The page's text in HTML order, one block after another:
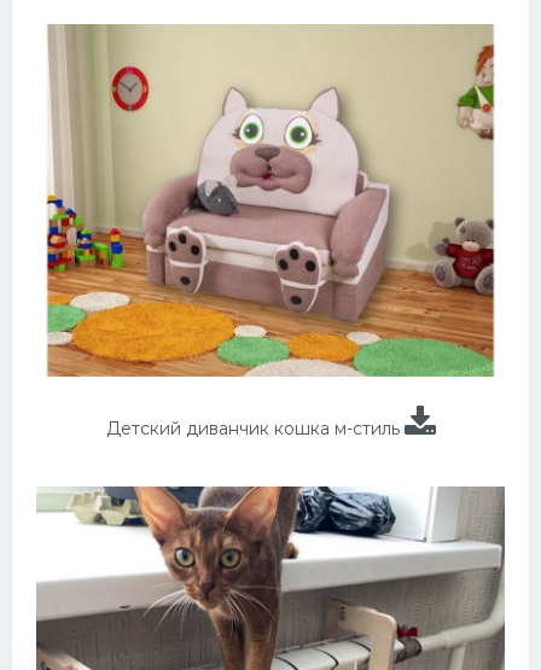
Детский диванчик кошка м-стиль